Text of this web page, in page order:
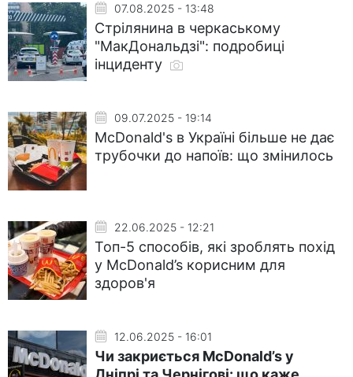
07.08.2025 - 13:48
Стрілянина в черкаському
"МакДональдзі": подробиці
інциденту
09.07.2025 - 19:14
McDonald's в Україні більше не дає
трубочки до напоїв: що змінилось
22.06.2025 - 12:21
Топ-5 способів, які зроблять похід
у McDonald’s корисним для
здоров'я
12.06.2025 - 16:01
Чи закриється McDonald’s у